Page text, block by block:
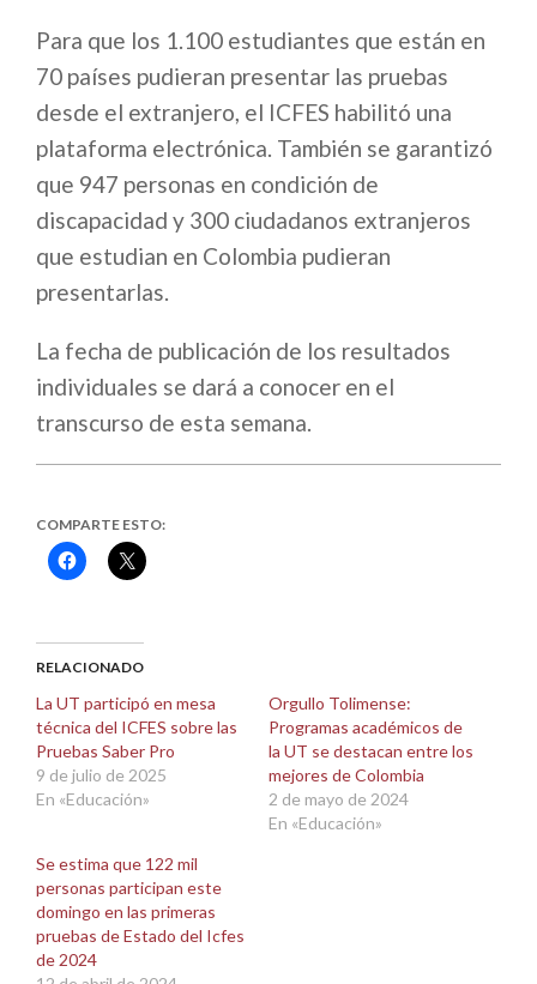
Para que los 1.100 estudiantes que están en
70 países pudieran presentar las pruebas
desde el extranjero, el ICFES habilitó una
plataforma electrónica. También se garantizó
que 947 personas en condición de
discapacidad y 300 ciudadanos extranjeros
que estudian en Colombia pudieran
presentarlas.
La fecha de publicación de los resultados
individuales se dará a conocer en el
transcurso de esta semana.
COMPARTE ESTO:
Haz
clic
(Se
abre
una
ventana
nueva)
Haz
clic
(Se
abre
una
ventana
nueva)
RELACIONADO
La UT participó en mesa
técnica del ICFES sobre las
Pruebas Saber Pro
9 de julio de 2025
En «Educación»
Orgullo Tolimense:
Programas académicos de
la UT se destacan entre los
mejores de Colombia
2 de mayo de 2024
En «Educación»
Se estima que 122 mil
personas participan este
domingo en las primeras
pruebas de Estado del Icfes
de 2024